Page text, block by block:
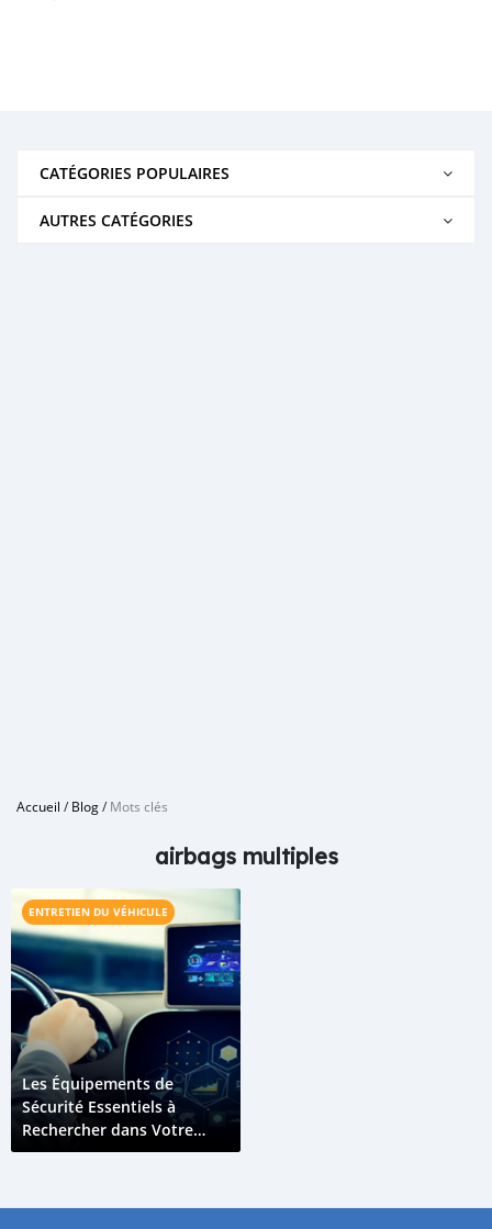
CATÉGORIES POPULAIRES
AUTRES CATÉGORIES
Accueil /Blog/Mots clés
airbags multiples
ENTRETIEN DU VÉHICULE
Les Équipements de
Sécurité Essentiels à
Rechercher dans Votre
Prochain Véhicule